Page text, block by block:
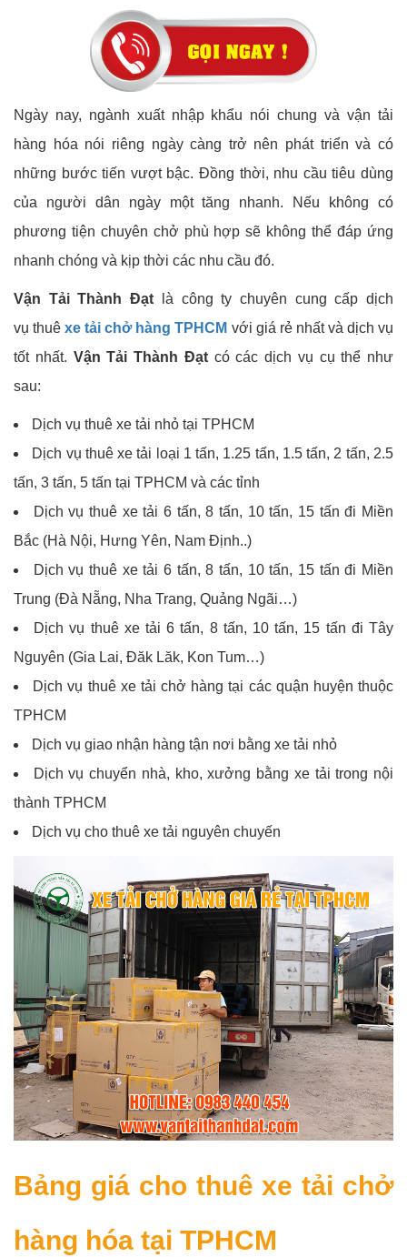
Ngày nay, ngành xuất nhập khẩu nói chung và vận tải
hàng hóa nói riêng ngày càng trở nên phát triển và có
những bước tiến vượt bậc. Đồng thời, nhu cầu tiêu dùng
của người dân ngày một tăng nhanh. Nếu không có
phương tiện chuyên chở phù hợp sẽ không thể đáp ứng
nhanh chóng và kịp thời các nhu cầu đó.
Vận Tải Thành Đạt là công ty chuyên cung cấp dịch
vụ thuê xe tải chở hàng TPHCM với giá rẻ nhất và dịch vụ
tốt nhất. Vận Tải Thành Đạtcó các dịch vụ cụ thể như
sau:
Dịch vụ thuê xe tải nhỏ tại TPHCM
Dịch vụ thuê xe tải loại 1 tấn, 1.25 tấn, 1.5 tấn, 2 tấn, 2.5
tấn, 3 tấn, 5 tấn tại TPHCM và các tỉnh
Dịch vụ thuê xe tải 6 tấn, 8 tấn, 10 tấn, 15 tấn đi Miền
Bắc (Hà Nội, Hưng Yên, Nam Định..)
Dịch vụ thuê xe tải 6 tấn, 8 tấn, 10 tấn, 15 tấn đi Miền
Trung (Đà Nẵng, Nha Trang, Quảng Ngãi…)
Dịch vụ thuê xe tải 6 tấn, 8 tấn, 10 tấn, 15 tấn đi Tây
Nguyên (Gia Lai, Đăk Lăk, Kon Tum…)
Dịch vụ thuê xe tải chở hàng tại các quận huyện thuộc
TPHCM
Dịch vụ giao nhận hàng tận nơi bằng xe tải nhỏ
Dịch vụ chuyển nhà, kho, xưởng bằng xe tải trong nội
thành TPHCM
Dịch vụ cho thuê xe tải nguyên chuyến
Bảng giá cho thuê xe tải chở
hàng hóa tại TPHCM